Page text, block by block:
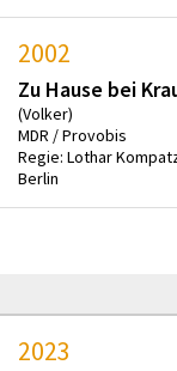
2002
Zu Hause bei
(Volker)
MDR / Provobis
Regie: Lothar
Berlin
2023